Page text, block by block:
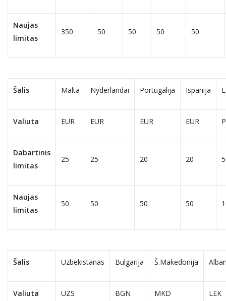
Naujas
limitas
350 50 50 50 50
Šalis Malta Nyderlandai Portugalija Ispanija
Valiuta EUR EUR EUR EUR
Dabartinis
limitas
25 25 20 20
Naujas
limitas
50 50 50 50
Šalis Uzbekistanas Bulgarija Š.Makedonija
Valiuta UZS BGN MKD LEK